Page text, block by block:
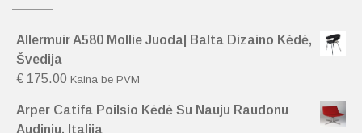
Allermuir A580 Mollie Juoda| Balta Dizaino Kėdė,
Švedija
€ 175.00 Kaina be PVM
Arper Catifa Poilsio Kėdė Su Nauju Raudonu
Audiniu, Italija